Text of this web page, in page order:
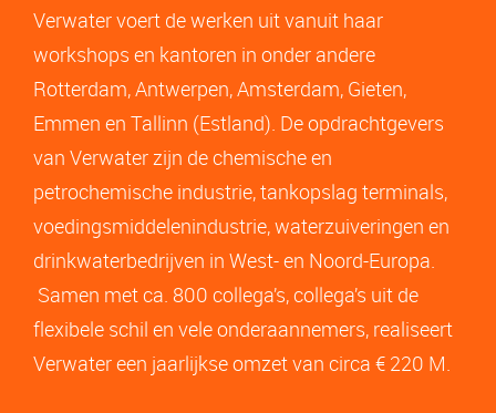
Verwater voert de werken uit vanuit haar
workshops en kantoren in onder andere
Rotterdam, Antwerpen, Amsterdam, Gieten,
Emmen en Tallinn (Estland). De opdrachtgevers
van Verwater zijn de chemische en
petrochemische industrie, tankopslag terminals,
voedingsmiddelenindustrie, waterzuiveringen en
drinkwaterbedrijven in West- en Noord-Europa.
Samen met ca. 800 collega’s, collega’s uit de
flexibele schil en vele onderaannemers, realiseert
Verwater een jaarlijkse omzet van circa € 220 M.